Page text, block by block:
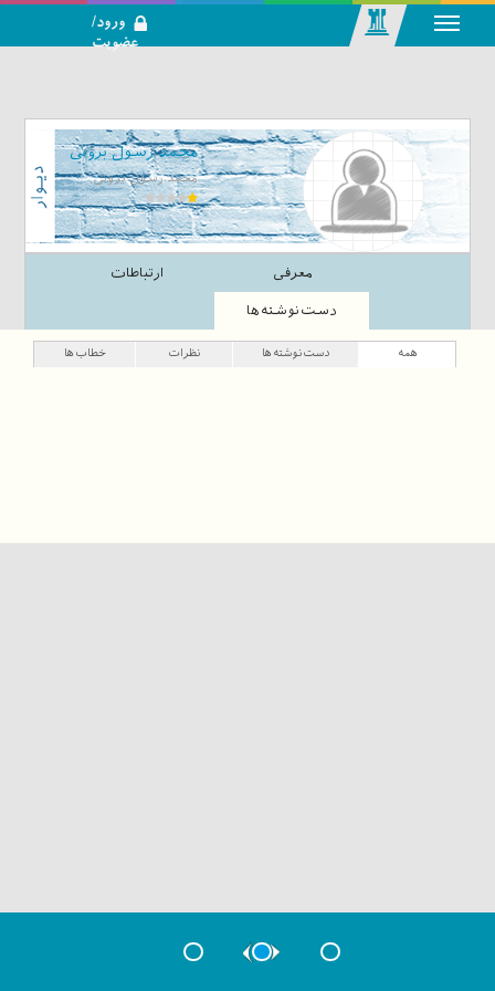
تحلیلی بازار
سرمایه
ورود/
عضویت
محمد رسول برونی
محمد رسول برونی
معرفی ارتباطات
دست‌نوشته‌ها
همه دست‌نوشته‌ها نظرات خطاب‌ها